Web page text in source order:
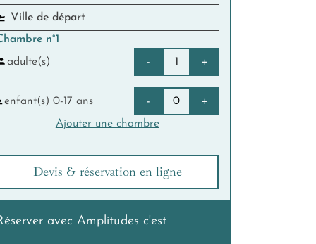
n°1
adulte(s)
- +
enfant(s) 0-17 ans - +
Ajouter une chambre
Devis & réservation en ligne
avec Amplitudes c'est